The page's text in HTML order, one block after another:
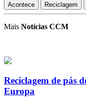
Acontece Reciclagem
Mais Notícias CCM
Reciclagem de pás
Europa